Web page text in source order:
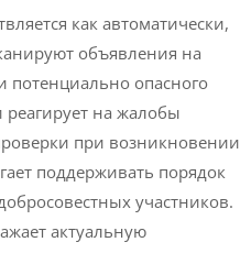
как автоматически,
объявления на
потенциально опасного
на жалобы
при возникновении
поддерживать порядок
участников.
актуальную